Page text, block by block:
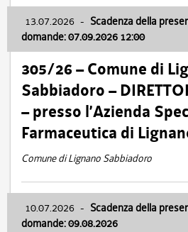
13.07.2026 - Scadenza della
domande: 07.09.2026 12:00
305/26 – Comune di
Sabbiadoro –
– presso l’Azienda
Farmaceutica di
Comune di Lignano Sabbiadoro
10.07.2026 - Scadenza della
domande: 09.08.2026